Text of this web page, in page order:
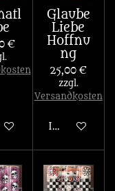
€
Warenkorb
Glaube
Liebe
Hoffnu
ng
25,00 €
zzgl.
Versandkosten
In den